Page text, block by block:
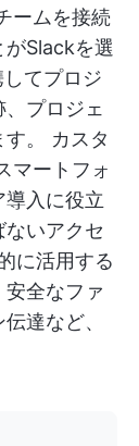
ームを接続
がSlackを選
てプロジ
プロジェ
。 カスタ
マートフォ
導入に役立
いアクセ
に活用する
全なファ
達など、